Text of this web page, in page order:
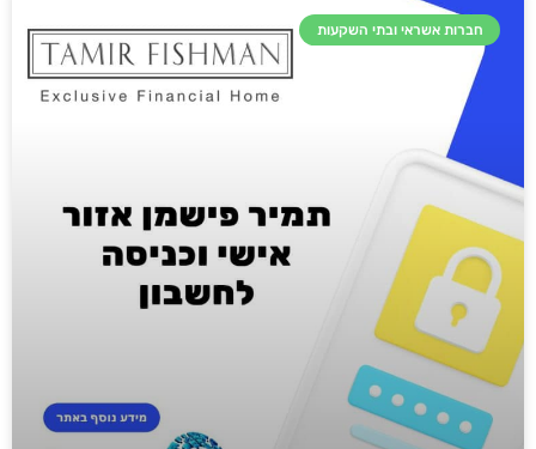
חברות אשראי ובתי השקעות